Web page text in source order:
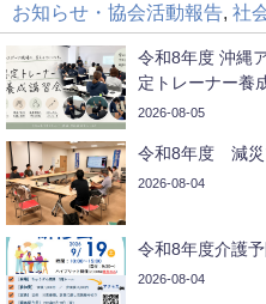
お知らせ・協会活動報告 社
令和8年度 沖縄
定トレーナー養
2026-08-05
令和8年度 減災
2026-08-04
令和8年度介護
2026-08-04